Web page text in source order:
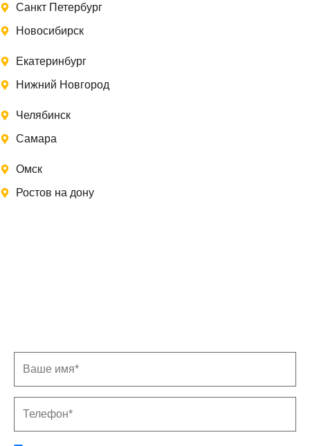
Санкт Петербург
Новосибирск
Екатеринбург
Нижний Новгород
Челябинск
Самара
Омск
Ростов на дону